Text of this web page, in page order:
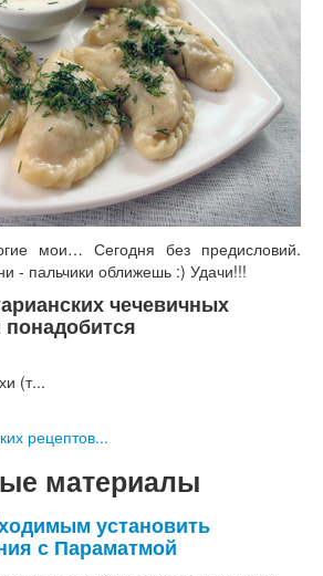
мои… Сегодня без предисловий.
- пальчики оближешь :) Удачи!!!
чечевичных
(т...
рецептов...
материалы
установить
с Параматмой